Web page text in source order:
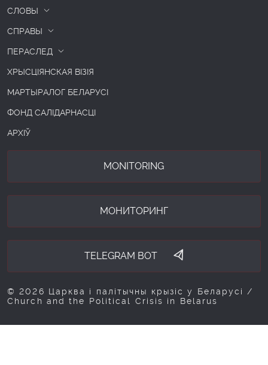
СЛОВЫ
СПРАВЫ
ПЕРАСЛЕД
ХРЫСЦІЯНСКАЯ ВІЗІЯ
МАРТЫРАЛОГ БЕЛАРУСІ
ФОНД САЛІДАРНАСЦІ
АРХІЎ
MONITORING
МОНИТОРИНГ
TELEGRAM BOT
© 2026 Царква і палітычны крызіс у Беларусі /
Church and the Political Crisis in Belarus